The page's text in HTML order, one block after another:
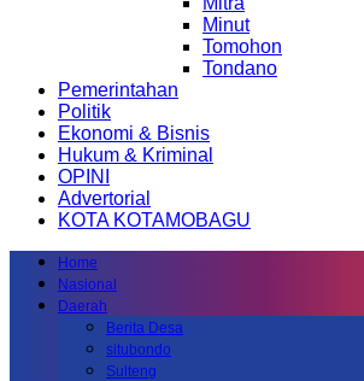
Minut
Tomohon
Tondano
Pemerintahan
Politik
Ekonomi & Bisnis
Hukum & Kriminal
OPINI
Advertorial
KOTA KOTAMOBAGU
Home
Nasional
Daerah
Berita Desa
situbondo
Sulteng